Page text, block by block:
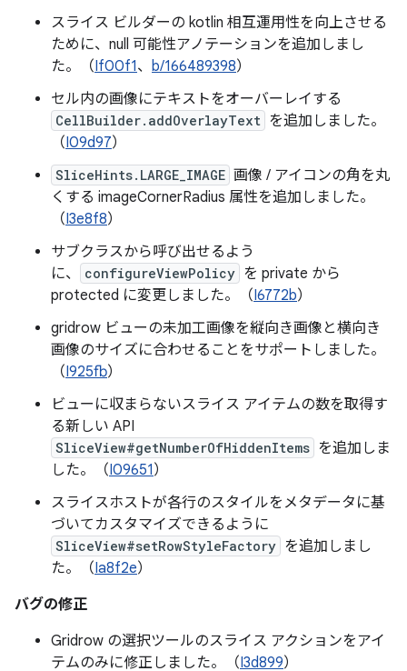
スライス ビルダーの kotlin 相互運用性を向上させる
ために、null 可能性アノテーションを追加しまし
た。（If00f1、 b/166489398）
セル内の画像にテキストをオーバーレイする
CellBuilder.addOverlayText を追加しました。
（I09d97）
SliceHints.LARGE_IMAGE 画像 / アイコンの角を丸
くする imageCornerRadius 属性を追加しました。
（I3e8f8）
サブクラスから呼び出せるよう
に、
configureViewPolicy を private から
protected に変更しました。（I6772b）
gridrow ビューの未加工画像を縦向き画像と横向き
画像のサイズに合わせることをサポートしました。
（I925fb）
ビューに収まらないスライス アイテムの数を取得す
る新しい API
SliceView#getNumberOfHiddenItems を追加しま
した。（I09651）
スライスホストが各行のスタイルをメタデータに基
づいてカスタマイズできるように
SliceView#setRowStyleFactory を追加しまし
た。（Ia8f2e）
バグの修正
Gridrow の選択ツールのスライス アクションをアイ
テムのみに修正しました。（I3d899）